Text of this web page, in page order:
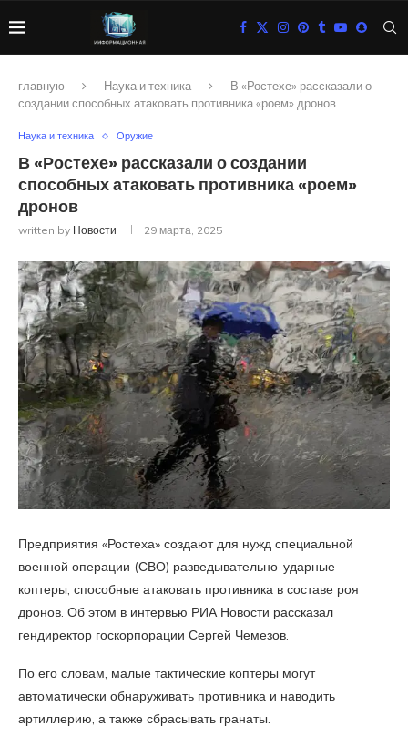
главную Наука и техника
В «Ростехе» рассказали о
создании способных атаковать противника «роем» дронов
Наука и техника Оружие
В «Ростехе» рассказали о создании
способных атаковать противника «роем»
дронов
written by Новости 29 марта, 2025
Предприятия «Ростеха» создают для нужд специальной
военной операции (СВО) разведывательно-ударные
коптеры, способные атаковать противника в составе роя
дронов. Об этом в интервью РИА Новости рассказал
гендиректор госкорпорации Сергей Чемезов.
По его словам, малые тактические коптеры могут
автоматически обнаруживать противника и наводить
артиллерию, а также сбрасывать гранаты.